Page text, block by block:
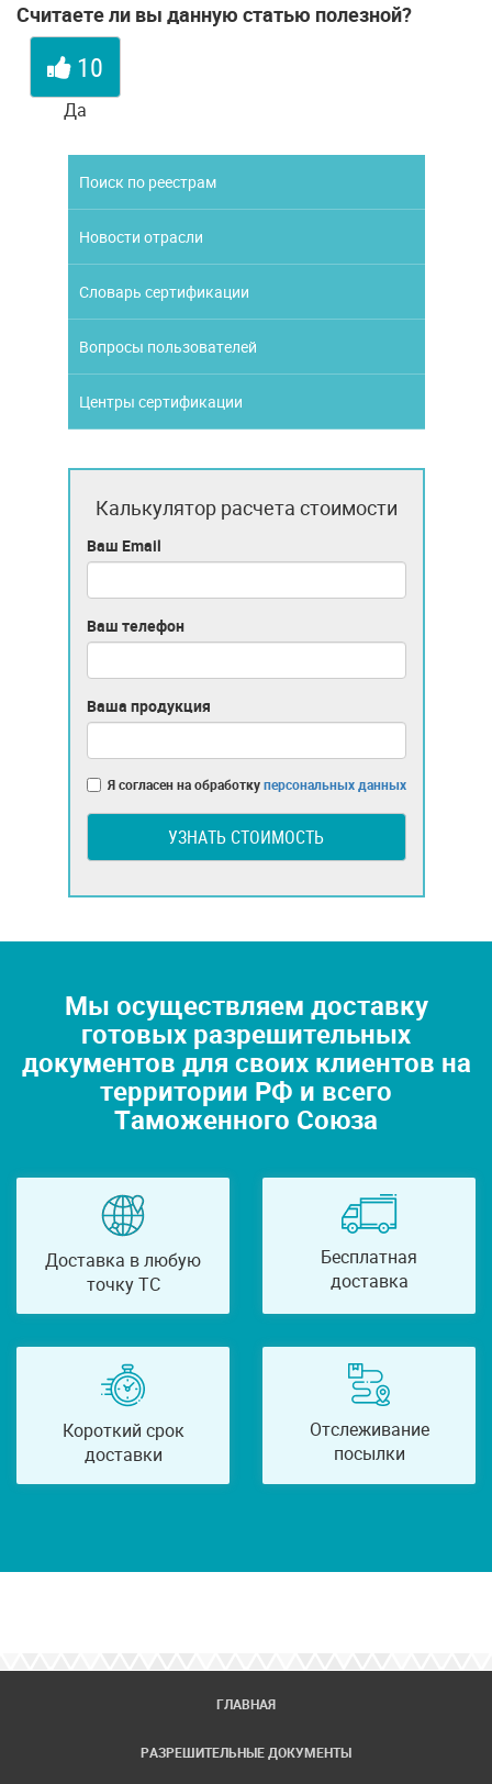
Считаете ли вы данную статью полезной?
10
Да
Поиск по реестрам
Новости отрасли
Словарь сертификации
Вопросы пользователей
Центры сертификации
Калькулятор расчета стоимости
Ваш Email
Ваш телефон
Ваша продукция
Я согласен на обработкуперсональных данных
УЗНАТЬ СТОИМОСТЬ
Мы осуществляем доставку
готовых разрешительных
документов для своих клиентов на
территории РФ и всего
Таможенного Союза
Доставка в любую
точку ТС
Бесплатная
доставка
Короткий срок
доставки
Отслеживание
посылки
ГЛАВНАЯ
РАЗРЕШИТЕЛЬНЫЕ ДОКУМЕНТЫ